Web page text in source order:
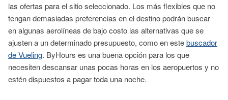
las ofertas para el sitio seleccionado. Los más flexibles que no
tengan demasiadas preferencias en el destino podrán buscar
en algunas aerolíneas de bajo costo las alternativas que se
ajusten a un determinado presupuesto, como en estebuscador
de Vueling. ByHours es una buena opción para los que
necesiten descansar unas pocas horas en los aeropuertos y no
estén dispuestos a pagar toda una noche.